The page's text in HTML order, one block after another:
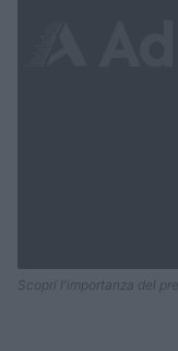
Scopri l'importanza del